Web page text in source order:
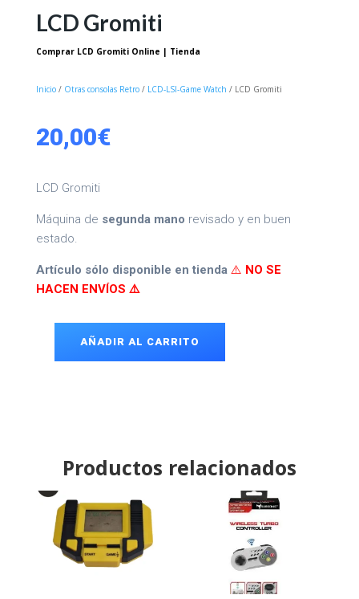
LCD Gromiti
Comprar LCD Gromiti Online | Tienda
Inicio/ Otras consolas Retro/ LCD-LSI-Game Watch / LCD Gromiti
20,00€
LCD Gromiti
Máquina de segunda mano revisado y en buen
estado.
Artículo sólo disponible en tienda ⚠️ NO SE
HACEN ENVÍOS ⚠️
Gromiti
AÑADIR AL CARRITO
Productos relacionados